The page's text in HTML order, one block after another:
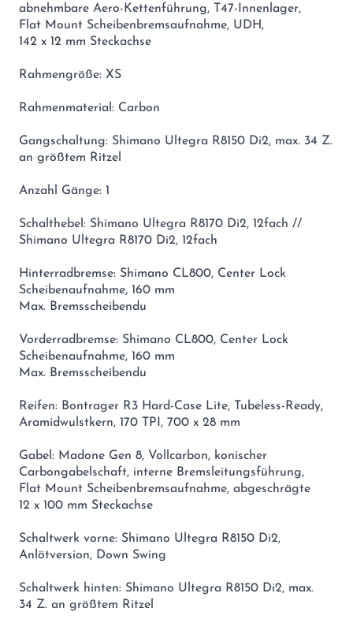
abnehmbare Aero-Kettenführung, T47-Innenlager,
Flat Mount Scheibenbremsaufnahme, UDH,
142 x 12 mm Steckachse
Rahmengröße: XS
Rahmenmaterial: Carbon
Gangschaltung: Shimano Ultegra R8150 Di2, max. 34 Z.
an größtem Ritzel
Anzahl Gänge: 1
Schalthebel: Shimano Ultegra R8170 Di2, 12fach //
Shimano Ultegra R8170 Di2, 12fach
Hinterradbremse: Shimano CL800, Center Lock
Scheibenaufnahme, 160 mm
Max. Bremsscheibendu
Vorderradbremse: Shimano CL800, Center Lock
Scheibenaufnahme, 160 mm
Max. Bremsscheibendu
Reifen: Bontrager R3 Hard-Case Lite, Tubeless-Ready,
Aramidwulstkern, 170 TPI, 700 x 28 mm
Gabel: Madone Gen 8, Vollcarbon, konischer
Carbongabelschaft, interne Bremsleitungsführung,
Flat Mount Scheibenbremsaufnahme, abgeschrägte
12 x 100 mm Steckachse
Schaltwerk vorne: Shimano Ultegra R8150 Di2,
Anlötversion, Down Swing
Schaltwerk hinten: Shimano Ultegra R8150 Di2, max.
34 Z. an größtem Ritzel